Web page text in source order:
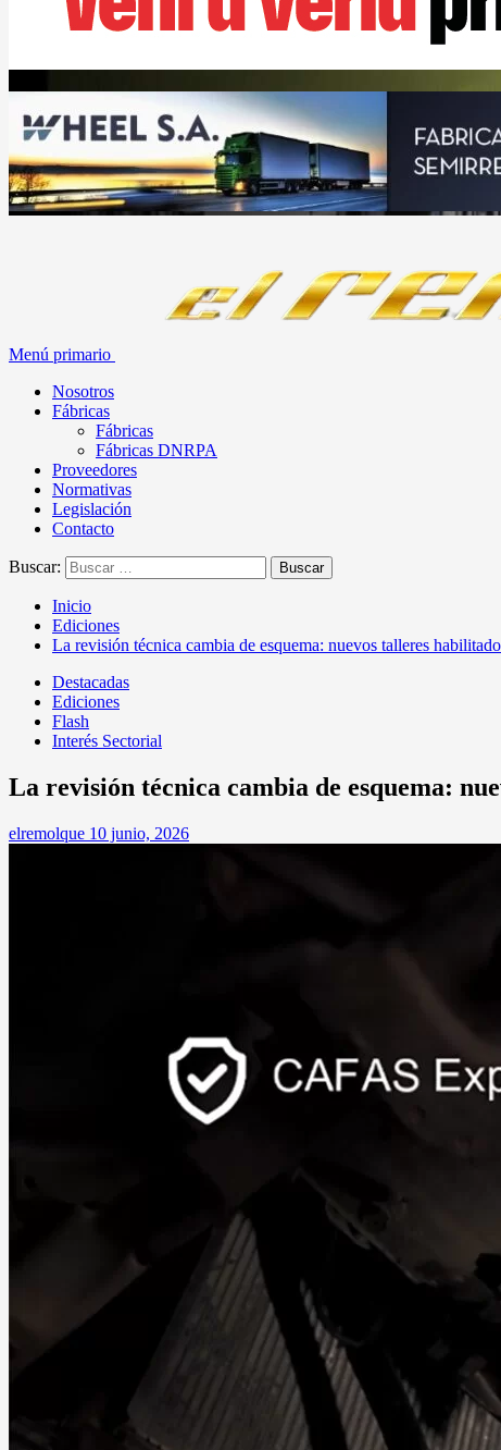
Menú primario
Nosotros
Fábricas
Fábricas
Fábricas DNRPA
Proveedores
Normativas
Legislación
Contacto
Buscar:
Inicio
Ediciones
La revisión técnica cambia de esquema: nuevos talleres
Destacadas
Ediciones
Flash
Interés Sectorial
La revisión técnica cambia de esquema:
elremolque 10 junio, 2026